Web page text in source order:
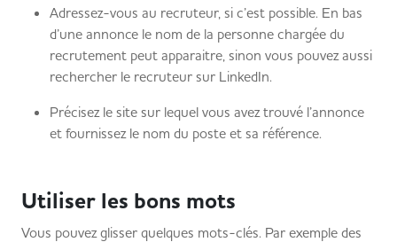
Adressez-vous au recruteur, si c’est possible. En bas
d’une annonce le nom de la personne chargée du
recrutement peut apparaitre, sinon vous pouvez aussi
rechercher le recruteur sur LinkedIn.
Précisez le site sur lequel vous avez trouvé l’annonce
et fournissez le nom du poste et sa référence.
Utiliser les bons mots
Vous pouvez glisser quelques mots-clés. Par exemple des